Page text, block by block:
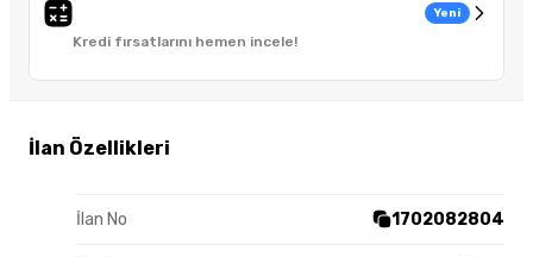
Kredi fırsatlarını hemen incele!
Yeni
İlan Özellikleri
İlan No 1702082804